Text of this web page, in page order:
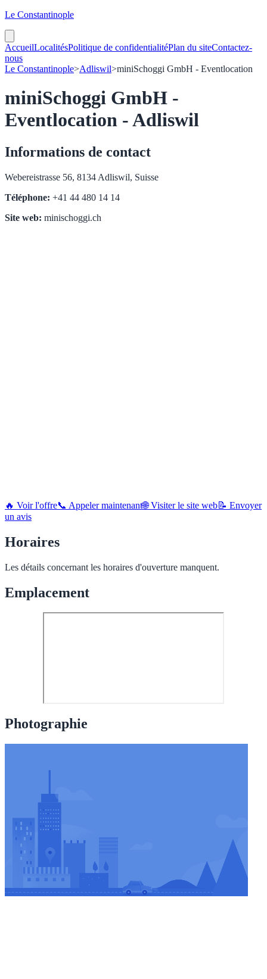
Le Constantinople
AccueilLocalitésPolitique de confidentialitéPlan du siteContactez-
nous
Le Constantinople>Adliswil>miniSchoggi GmbH - Eventlocation
miniSchoggi GmbH -
Eventlocation - Adliswil
Informations de contact
Webereistrasse 56, 8134 Adliswil, Suisse
Téléphone: +41 44 480 14 14
Site web: minischoggi.ch
🔥 Voir l'offre📞 Appeler maintenant🌐 Visiter le site web📝 Envoyer
un avis
Horaires
Les détails concernant les horaires d'ouverture manquent.
Emplacement
Photographie